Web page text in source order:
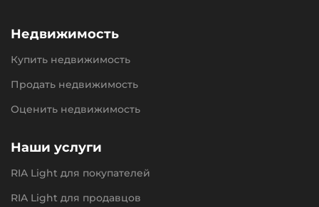
Недвижимость
Купить недвижимость
Продать недвижимость
Оценить недвижимость
Наши услуги
RIA Light для покупателей
RIA Light для продавцов